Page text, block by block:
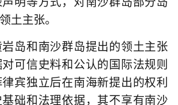
土主张。
岛和南沙群岛提出的领土主张
可信史料和公认的国际法规则
宾独立后在南海新提出的权利
础和法理依据，其不享有南沙